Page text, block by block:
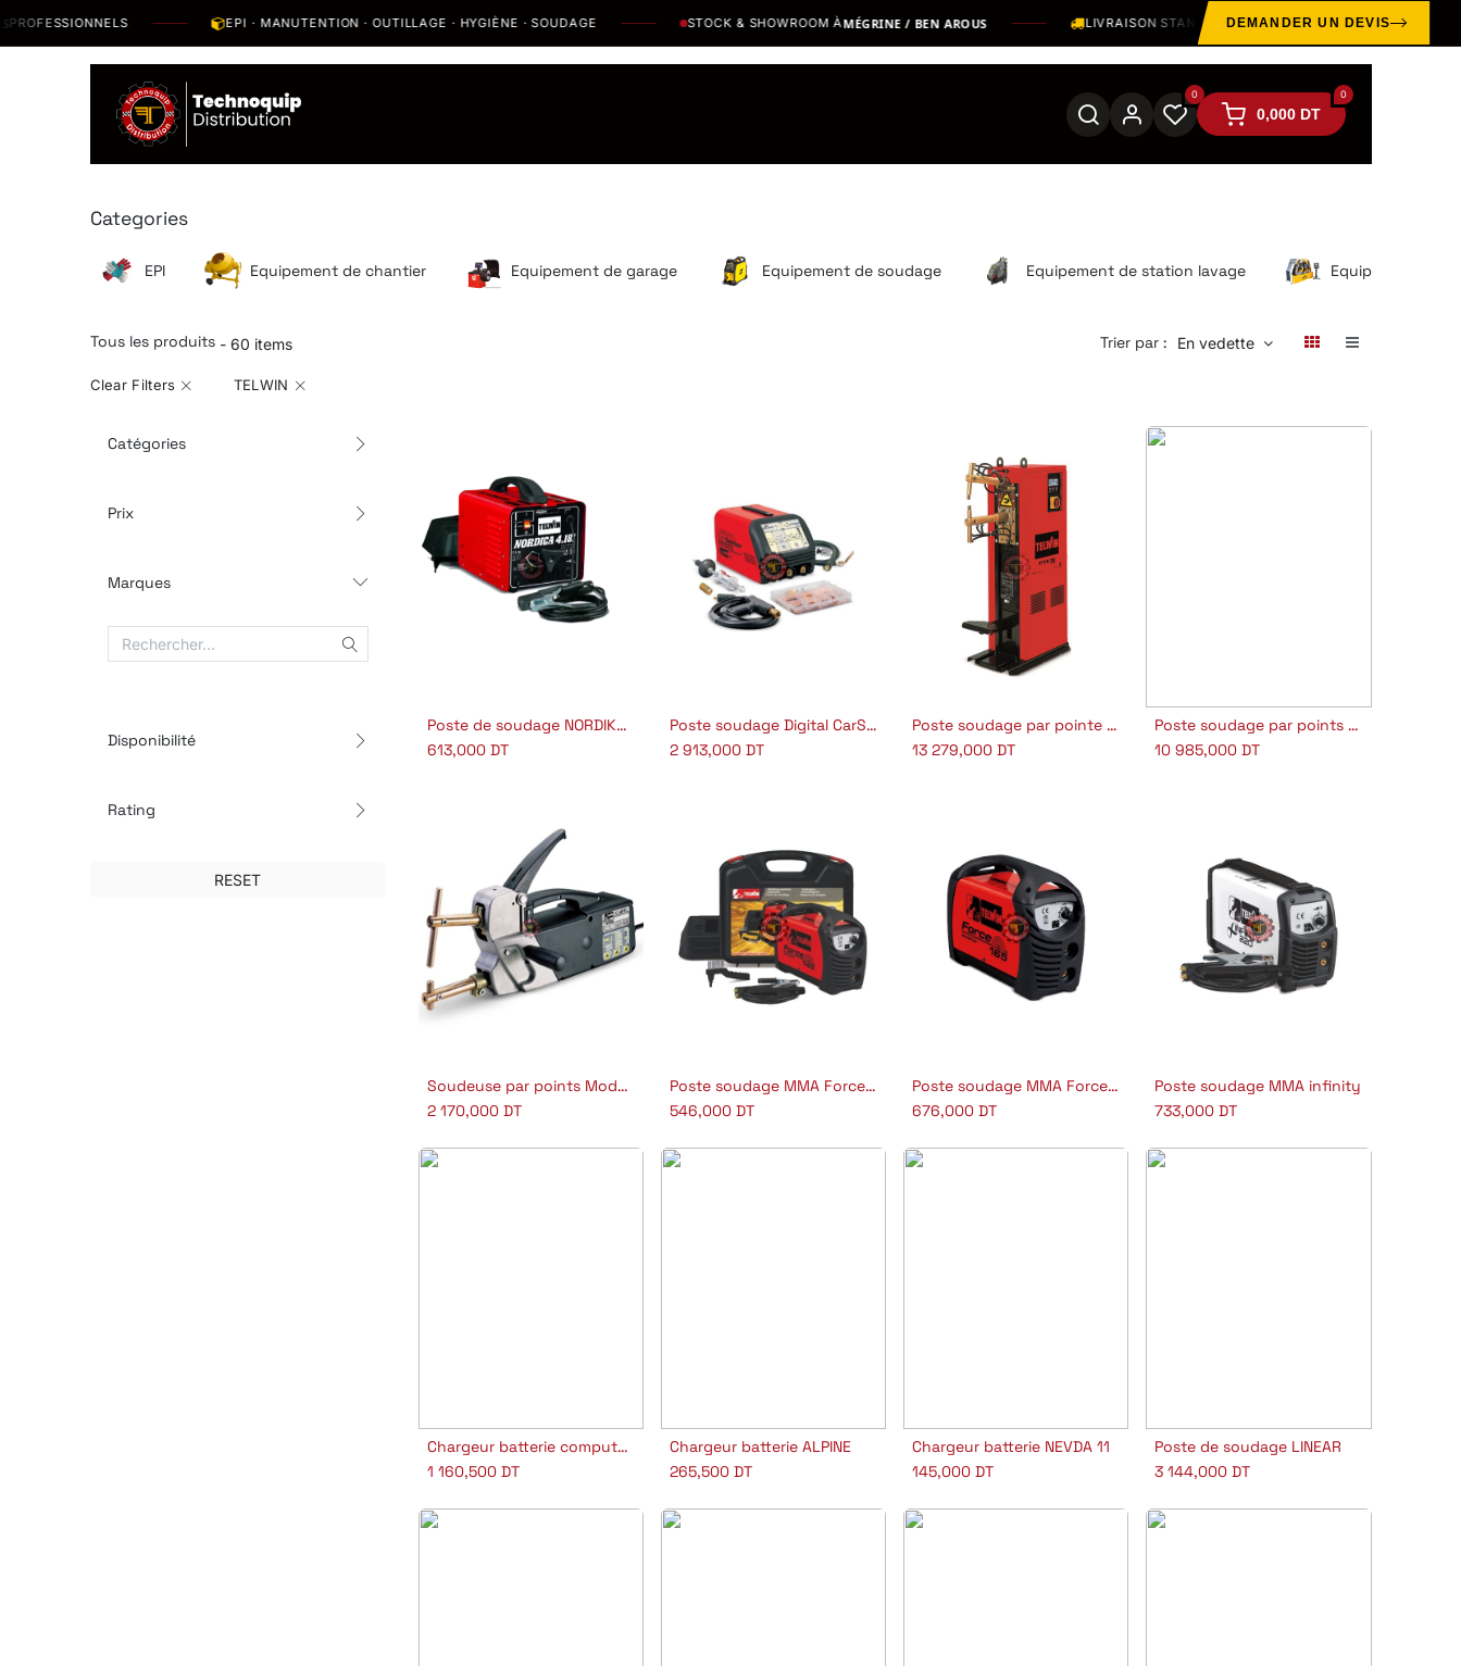
EPI · MANUTENTION · OUTILLAGE · HYGIÈNE · SOUDAGE STOCK & SHOWROOM ÀMÉGRINE / BEN AROUS LIVRAISON STANDARD OFFERTE SUR LE GRAND TUNIS DÈS
DEMANDER UN DEVIS
0 0
0,000DT
Categories
EPI Equipement de chantier Equipement de garage Equipement de soudage Equipement de station lavage Equipement
Tous les produits - 60 items Trier par : En vedette
Clear Filters TELWIN
Catégories
Prix
Marques
Disponibilité
Rating
RESET
Poste de soudage NORDIKA ARC
613,000DT
Ajouter au panier
Poste soudage Digital CarSpotter 5500
2 913,000DT
Ajouter au panier
Poste soudage par pointe PTE 28 LCD
13 279,000 DT
Ajouter au panier
Poste soudage par points PTE 18
10 985,000 DT
Ajouter au panier
Soudeuse par points Modular 230
2 170,000DT
Ajouter au panier
Poste soudage MMA Force 145
546,000DT
Ajouter au panier
Poste soudage MMA Force 165
676,000 DT
Ajouter au panier
Poste soudage MMA infinity
733,000 DT
Ajouter au panier
Chargeur batterie computer 48:2
1 160,500DT
Ajouter au panier
Chargeur batterie ALPINE
265,500DT
Ajouter au panier
Chargeur batterie NEVDA 11
145,000 DT
Ajouter au panier
Poste de soudage LINEAR
3 144,000 DT